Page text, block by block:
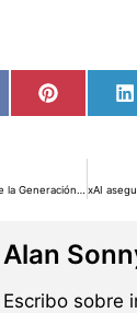
en
Pinterest
Alan
Escribo sobre